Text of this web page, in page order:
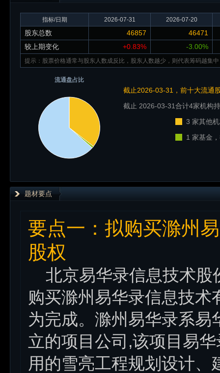
指标/日期 2026-07-31 2026-07-20
股东总数 46857
46471
较上期变化
+0.83% -3.00%
提示：股票价格通常与股东人数成反比，股东人数越少，则代表筹码越集
流通盘占比
截止2026-03-31，前十大流通
截止 2026-03-31合计4家机构
3 家其他
1 家基金
题材要点
要点一：拟购买滁州
股权
北京易华录信息技术股
购买滁州易华录信息技
为完成。滁州易华录系
立的项目公司,该项目易
用的雪亮工程规划设计